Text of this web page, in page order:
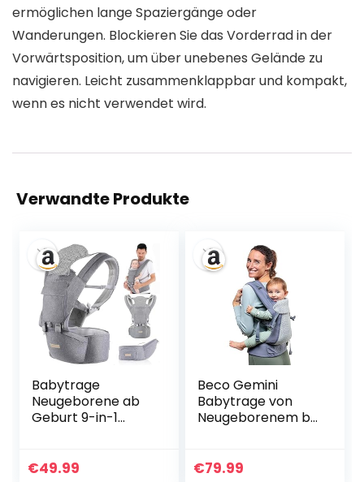
ermöglichen lange Spaziergänge oder
Wanderungen. Blockieren Sie das Vorderrad in der
Vorwärtsposition, um über unebenes Gelände zu
navigieren. Leicht zusammenklappbar und kompakt,
wenn es nicht verwendet wird.
Verwandte Produkte
Babytrage
Neugeborene ab
Geburt 9-in-1
Kindertrage mit
€49.99
Beco Gemini
Babytrage von
Neugeborenem bis
Babytrage für
€79.99